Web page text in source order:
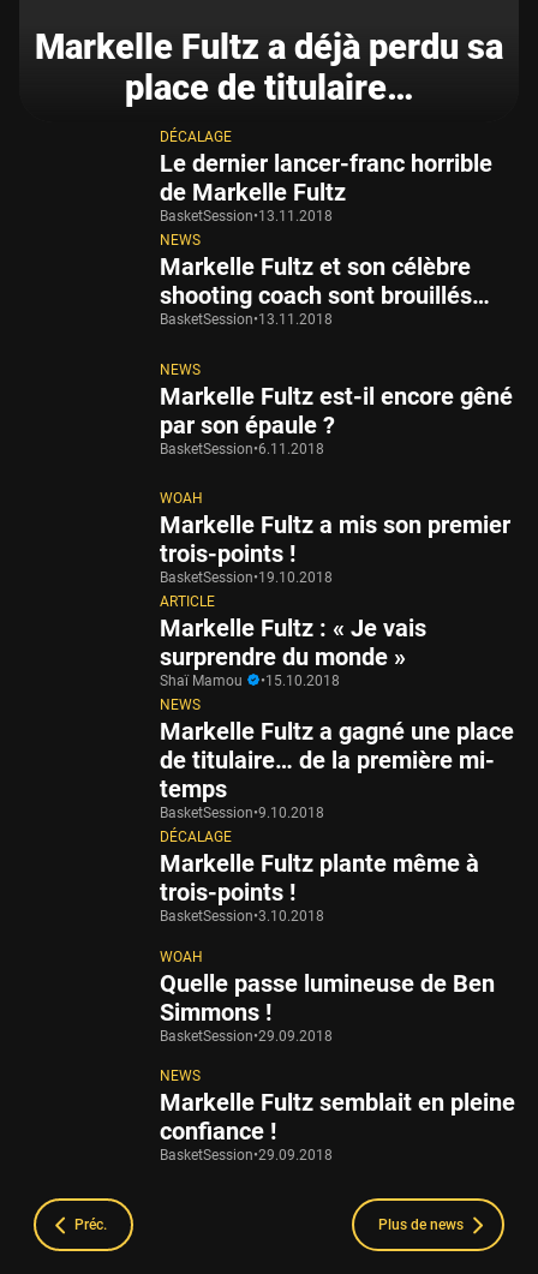
Markelle Fultz a déjà perdu sa
place de titulaire…
DÉCALAGE
Le dernier lancer-franc horrible
de Markelle Fultz
BasketSession•13.11.2018
NEWS
Markelle Fultz et son célèbre
shooting coach sont brouillés…
BasketSession•13.11.2018
NEWS
Markelle Fultz est-il encore gêné
par son épaule ?
BasketSession•6.11.2018
WOAH
Markelle Fultz a mis son premier
trois-points !
BasketSession•19.10.2018
ARTICLE
Markelle Fultz : « Je vais
surprendre du monde »
Shaï Mamou •15.10.2018
NEWS
Markelle Fultz a gagné une place
de titulaire… de la première mi-
temps
BasketSession•9.10.2018
DÉCALAGE
Markelle Fultz plante même à
trois-points !
BasketSession•3.10.2018
WOAH
Quelle passe lumineuse de Ben
Simmons !
BasketSession•29.09.2018
NEWS
Markelle Fultz semblait en pleine
confiance !
BasketSession•29.09.2018
Préc. Plus de news